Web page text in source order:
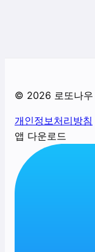
© 2026 로또나우
개인정보처리방침
앱 다운로드